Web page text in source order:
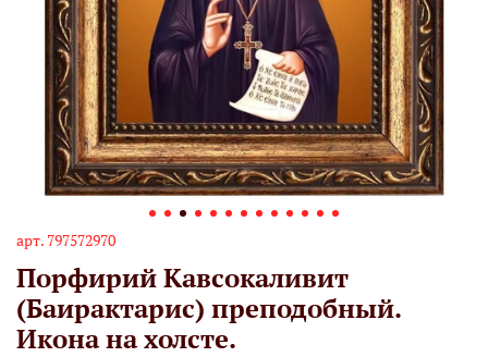
арт. 797572970
Порфирий Кавсокаливит
(Баирактарис) преподобный.
Икона на холсте.